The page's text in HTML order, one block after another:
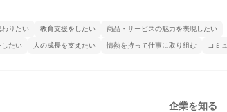
りたい 教育支援をしたい 商品・サービスの魅力を表現したい
たい 人の成長を支えたい 情熱を持って仕事に取り組む コミ
企業を知る